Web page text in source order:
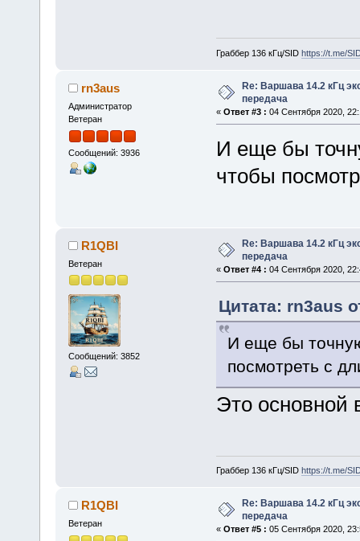
Граббер 136 кГц/SID https://t.me/
rn3aus
Администратор
Ветеран
Сообщений: 3936
Re: Варшава 14.2 кГц
передача
« Ответ #3 : 04 Сентября 2020,
И еще бы
чтобы
R1QBI
Ветеран
Сообщений: 3852
Re: Варшава 14.2 кГц
передача
« Ответ #4 : 04 Сентября 2020,
Цитата: rn3aus
И еще бы
посмотреть с
Это основной
Граббер 136 кГц/SID https://t.me/
R1QBI
Ветеран
Re: Варшава 14.2 кГц
передача
« Ответ #5 : 05 Сентября 2020,